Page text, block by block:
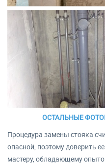
ОСТАЛЬНЫЕ
Процедура замены стояка
опасной, поэтому доверить
мастеру, обладающему